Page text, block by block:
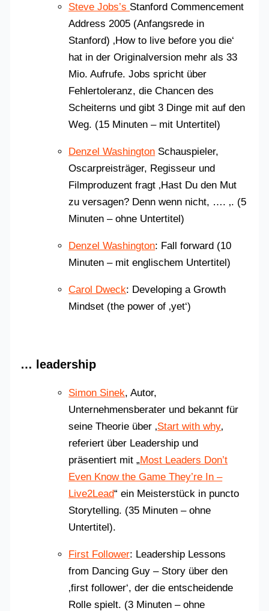
Steve Jobs’s Stanford Commencement
Address 2005 (Anfangsrede in
Stanford) ‚How to live before you die‘
hat in der Originalversion mehr als 33
Mio. Aufrufe. Jobs spricht über
Fehlertoleranz, die Chancen des
Scheiterns und gibt 3 Dinge mit auf den
Weg. (15 Minuten – mit Untertitel)
Denzel Washington Schauspieler,
Oscarpreisträger, Regisseur und
Filmproduzent fragt ‚Hast Du den Mut
zu versagen? Denn wenn nicht, …. ‚. (5
Minuten – ohne Untertitel)
Denzel Washington: Fall forward (10
Minuten – mit englischem Untertitel)
Carol Dweck: Developing a Growth
Mindset (the power of ‚yet‘)
… leadership
Simon Sinek, Autor,
Unternehmensberater und bekannt für
seine Theorie über ‚Start with why‚
referiert über Leadership und
präsentiert mit „Most Leaders Don’t
Even Know the Game They’re In –
Live2Lead“ ein Meisterstück in puncto
Storytelling. (35 Minuten – ohne
Untertitel).
First Follower: Leadership Lessons
from Dancing Guy – Story über den
‚first follower‘, der die entscheidende
Rolle spielt. (3 Minuten – ohne